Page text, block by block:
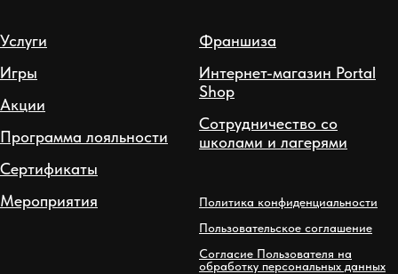
Услуги
Игры
Акции
Программа лояльности
Сертификаты
Мероприятия
Франшиза
Интернет-магазин Portal
Shop
Сотрудничество со
школами и лагерями
Политика конфиденциальности
Пользовательское соглашение
Согласие Пользователя на
обработку персональных данных